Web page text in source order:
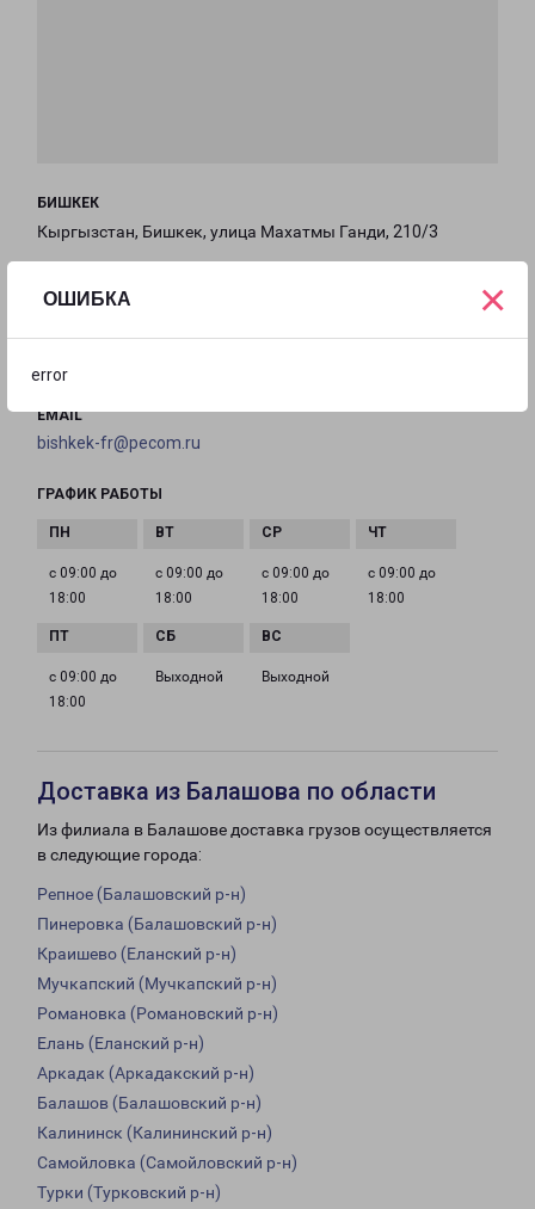
ОШИБКА
error
×
БИШКЕК
Кыргызстан, Бишкек, улица Махатмы Ганди, 210/3
ТЕЛЕФОН
EMAIL
bishkek-fr@pecom.ru
ГРАФИК РАБОТЫ
с 09:00 до
18:00
с 09:00 до
18:00
с 09:00 до
18:00
с 09:00 до
18:00
с 09:00 до
18:00
Выходной Выходной
Доставка из Балашова по области
Из филиала в Балашове доставка грузов осуществляется
в следующие города:
Репное (Балашовский р-н)
Пинеровка (Балашовский р-н)
Краишево (Еланский р-н)
Мучкапский (Мучкапский р-н)
Романовка (Романовский р-н)
Елань (Еланский р-н)
Аркадак (Аркадакский р-н)
Балашов (Балашовский р-н)
Калининск (Калининский р-н)
Самойловка (Самойловский р-н)
Турки (Турковский р-н)